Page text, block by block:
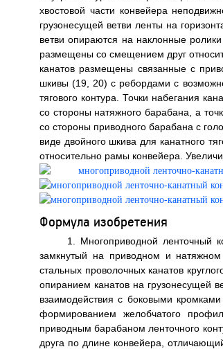
хвостовой части конвейера
грузонесущей ветви ленты на
ветви опираются на наклонные
размещены со смещением друг
канатов размещены связанные с
шкивы (19, 20) с ребордами с
тягового контура. Точки набегания
со стороны натяжного барабана, а
со стороны приводного барабана с
виде двойного шкива для канатного
относительно рамы конвейера.
Формула изобретения
1. Многоприводной ленточный
замкнутый на приводном и
стальных проволочных канатов
опиранием канатов на грузонесущей
взаимодействия с боковыми
формированием желобчатого
приводным барабаном ленточного
друга по длине конвейера,